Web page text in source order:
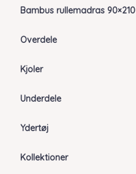
Bambus rullemadras 90×210
Overdele
Kjoler
Underdele
Ydertøj
Kollektioner